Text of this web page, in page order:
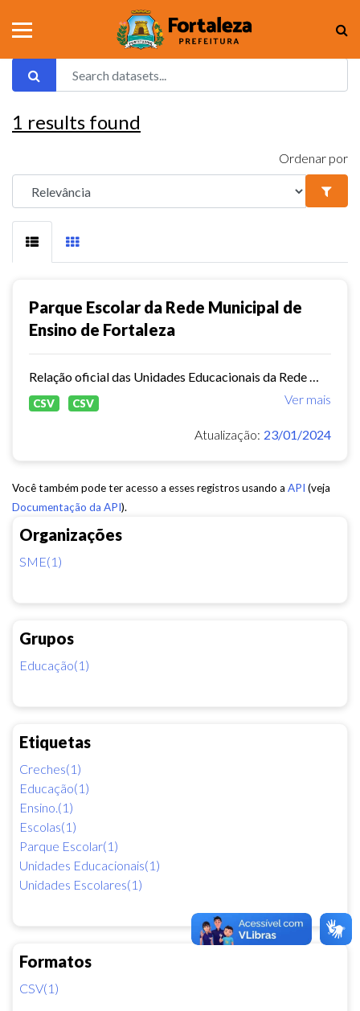
Organizações
SME(1)
Grupos
Educação(1)
Etiquetas
Creches(1)
Educação(1)
Ensino.(1)
Escolas(1)
Parque Escolar(1)
Unidades Educacionais(1)
Unidades Escolares(1)
Formatos
CSV(1)
1 results found
Ordenar por
Parque Escolar da Rede Municipal de
Ensino de Fortaleza
Ver mais
CSV CSV
Atualização: 23/01/2024
Você também pode ter acesso a esses registros usando a API (veja
Documentação da API).